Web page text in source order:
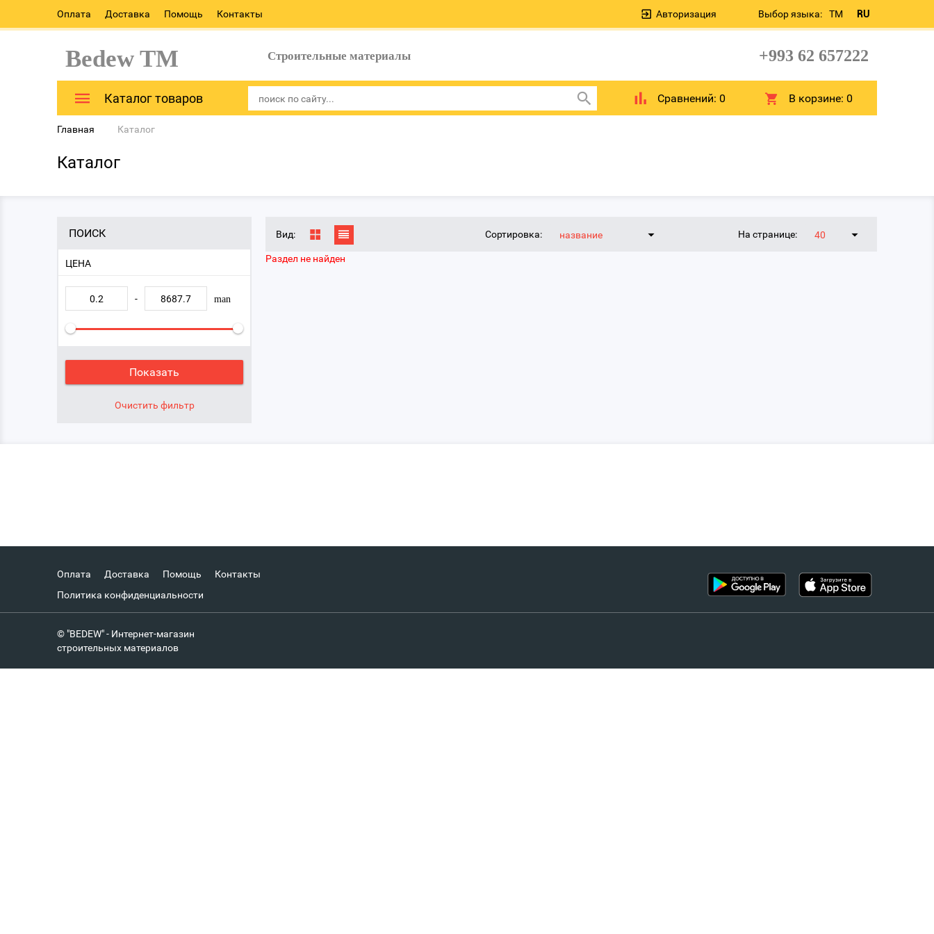
Оплата Доставка Помощь Контакты Выбор языка: TM RU
Авторизация
Bedew TM Строительные материалы +993 62 657222
Каталог товаров Сравнений: 0 В корзине:0
Главная Каталог
Каталог
ПОИСК
ЦЕНА
-
Вид: Сортировка: название На странице: 40
Раздел не найден
Оплата Доставка Помощь
Контакты
Политика конфиденциальности
© "BEDEW" - Интернет-магазин
строительных материалов